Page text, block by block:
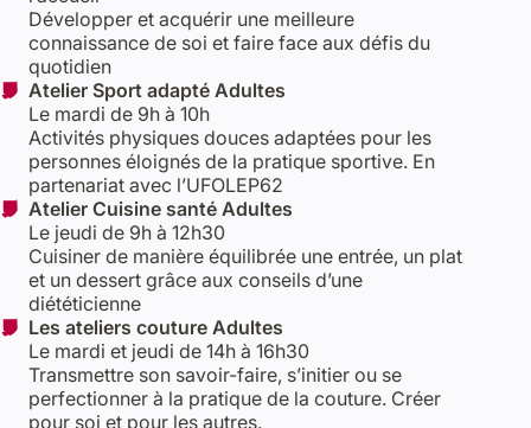
Développer et acquérir une meilleure
connaissance de soi et faire face aux défis du
quotidien
Atelier Sport adapté Adultes
Le mardi de 9h à 10h
Activités physiques douces adaptées pour les
personnes éloignés de la pratique sportive. En
partenariat avec l’UFOLEP62
Atelier Cuisine santé Adultes
Le jeudi de 9h à 12h30
Cuisiner de manière équilibrée une entrée, un plat
et un dessert grâce aux conseils d’une
diététicienne
Les ateliers couture Adultes
Le mardi et jeudi de 14h à 16h30
Transmettre son savoir-faire, s’initier ou se
perfectionner à la pratique de la couture. Créer
pour soi et pour les autres.